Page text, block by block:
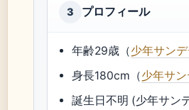
3 プロフィール
年齢29歳（少年サン
身長180cm（少年サ
誕生日不明 (少年サン